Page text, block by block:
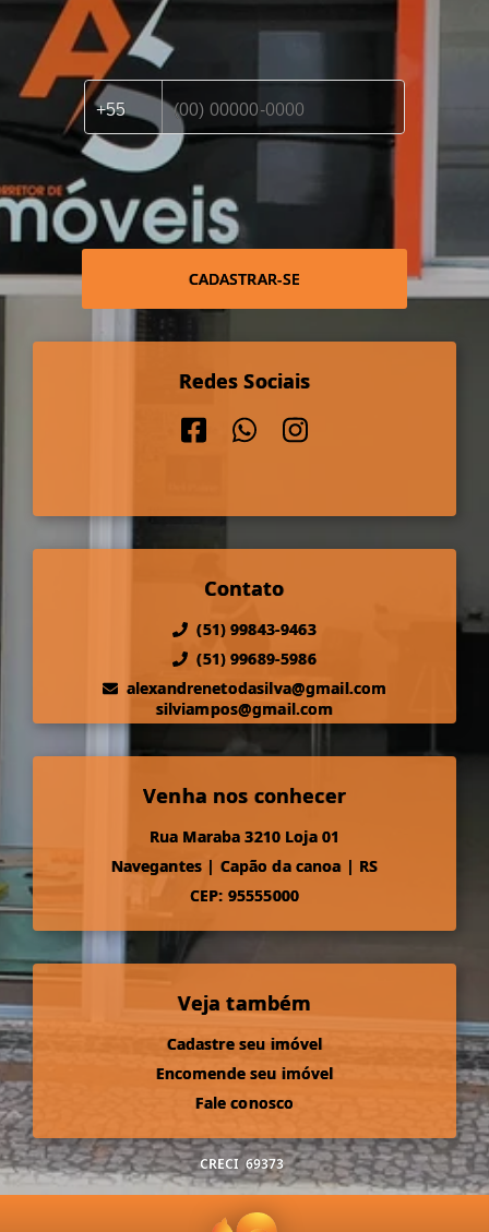
CADASTRAR-SE
Redes Sociais
Contato
(51) 99843-9463
(51) 99689-5986
alexandrenetodasilva@gmail.com
silviampos@gmail.com
Venha nos conhecer
Rua Maraba 3210 Loja 01
Navegantes | Capão da canoa | RS
CEP: 95555000
Veja também
Cadastre seu imóvel
Encomende seu imóvel
Fale conosco
CRECI 69373